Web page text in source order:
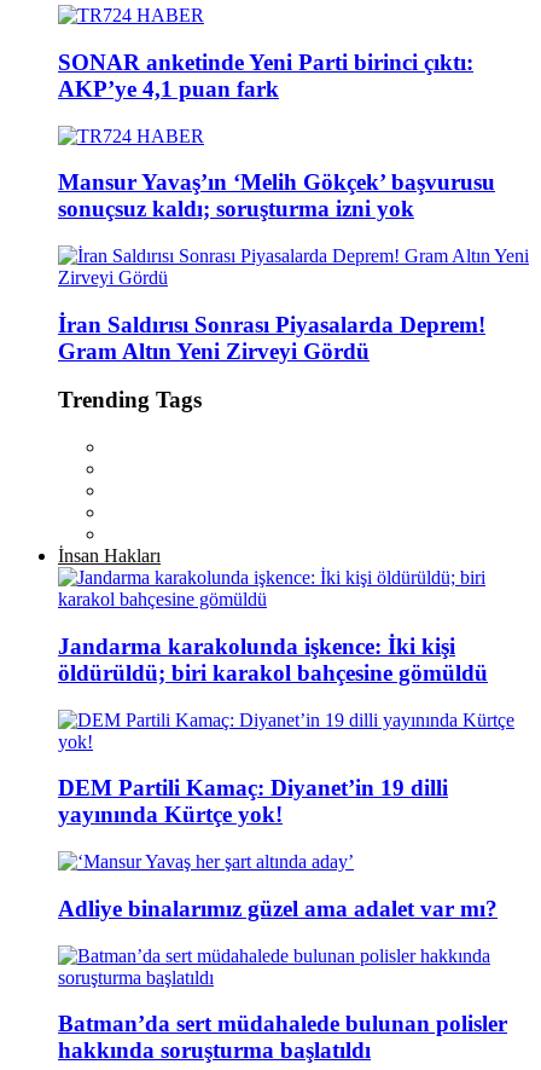
SONAR anketinde Yeni Parti birinci çıktı:
AKP’ye 4,1 puan fark
Mansur Yavaş’ın ‘Melih Gökçek’ başvurusu
sonuçsuz kaldı; soruşturma izni yok
İran Saldırısı Sonrası Piyasalarda Deprem!
Gram Altın Yeni Zirveyi Gördü
Trending Tags
İnsan Hakları
Jandarma karakolunda işkence: İki kişi
öldürüldü; biri karakol bahçesine gömüldü
DEM Partili Kamaç: Diyanet’in 19 dilli
yayınında Kürtçe yok!
Adliye binalarımız güzel ama adalet var mı?
Batman’da sert müdahalede bulunan polisler
hakkında soruşturma başlatıldı